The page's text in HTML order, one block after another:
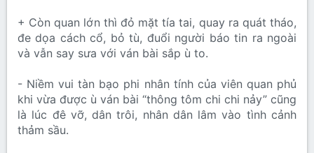
+ Còn quan lớn thì đỏ mặt tía tai, quay ra quát tháo,
đe dọa cách cổ, bỏ tù, đuổi người báo tin ra ngoài
và vẫn say sưa với ván bài sắp ù to.
- Niềm vui tàn bạo phi nhân tính của viên quan phủ
khi vừa được ù ván bài “thông tôm chi chi nảy” cũng
là lúc đê vỡ, dân trôi, nhân dân lâm vào tình cảnh
thảm sầu.